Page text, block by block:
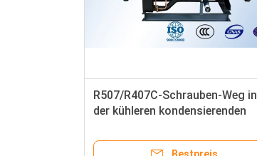
R507/R407C-Schrauben-Weg in
der kühleren kondensierenden
Fusheng